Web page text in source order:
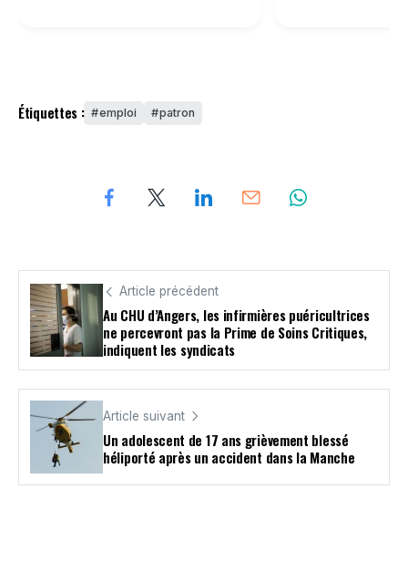
Étiquettes : emploi patron
Article précédent
Au CHU d’Angers, les infirmières puéricultrices
ne percevront pas la Prime de Soins Critiques,
indiquent les syndicats
Article suivant
Un adolescent de 17 ans grièvement blessé
héliporté après un accident dans la Manche